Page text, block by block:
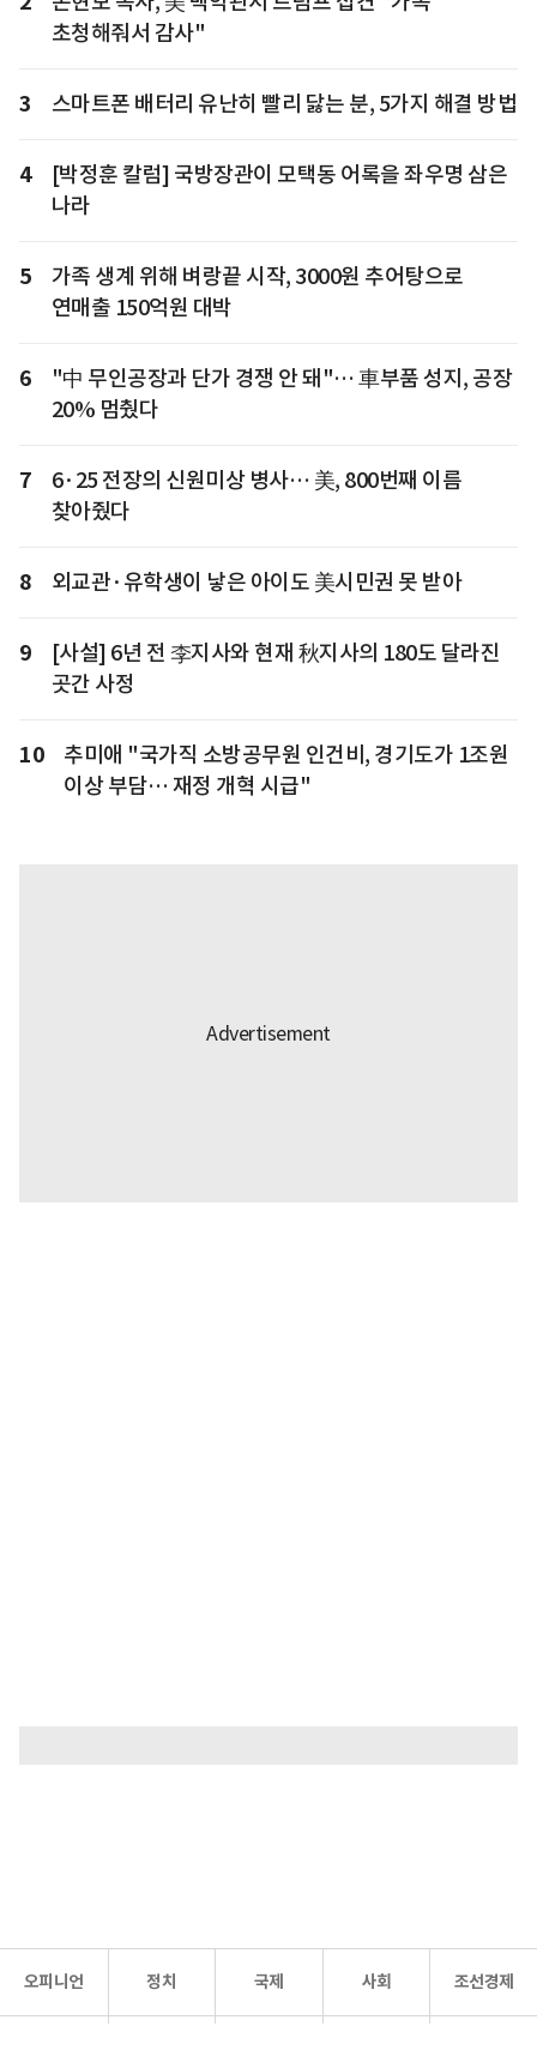
초청해줘서 감사"
3 스마트폰 배터리 유난히 빨리 닳는 분, 5가지 해결 방법
4
[박정훈 칼럼] 국방장관이 모택동 어록을 좌우명 삼은
나라
5
가족 생계 위해 벼랑끝 시작, 3000원 추어탕으로
연매출 150억원 대박
6
"中 무인공장과 단가 경쟁 안 돼"… 車부품 성지, 공장
20% 멈췄다
7
6·25 전장의 신원미상 병사… 美, 800번째 이름
찾아줬다
8 외교관·유학생이 낳은 아이도 美시민권 못 받아
9
[사설] 6년 전 李지사와 현재 秋지사의 180도 달라진
곳간 사정
10
추미애 "국가직 소방공무원 인건비, 경기도가 1조원
이상 부담… 재정 개혁 시급"
오피니언 정치 국제 사회 조선경제